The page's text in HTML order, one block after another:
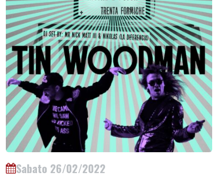
Sabato 26/02/2022